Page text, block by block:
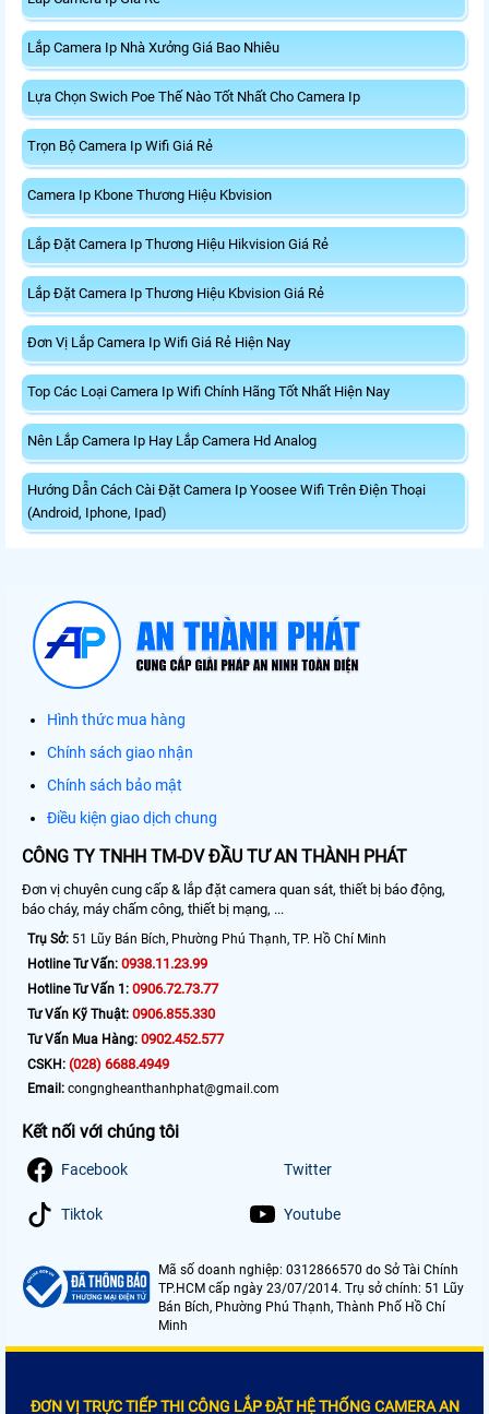
Lắp Camera Ip Nhà Xưởng Giá Bao Nhiêu
Lựa Chọn Swich Poe Thế Nào Tốt Nhất Cho Camera Ip
Trọn Bộ Camera Ip Wifi Giá Rẻ
Camera Ip Kbone Thương Hiệu Kbvision
Lắp Đặt Camera Ip Thương Hiệu Hikvision Giá Rẻ
Lắp Đặt Camera Ip Thương Hiệu Kbvision Giá Rẻ
Đơn Vị Lắp Camera Ip Wifi Giá Rẻ Hiện Nay
Top Các Loại Camera Ip Wifi Chính Hãng Tốt Nhất Hiện Nay
Nên Lắp Camera Ip Hay Lắp Camera Hd Analog
Hướng Dẫn Cách Cài Đặt Camera Ip Yoosee Wifi Trên Điện Thoại
(Android, Iphone, Ipad)
Hình thức mua hàng
Chính sách giao nhận
Chính sách bảo mật
Điều kiện giao dịch chung
CÔNG TY TNHH TM-DV ĐẦU TƯ AN THÀNH PHÁT
Đơn vị chuyên cung cấp & lắp đặt camera quan sát, thiết bị báo động,
báo cháy, máy chấm công, thiết bị mạng, ...
Trụ Sở: 51 Lũy Bán Bích, Phường Phú Thạnh, TP. Hồ Chí Minh
Hotline Tư Vấn: 0938.11.23.99
Hotline Tư Vấn 1: 0906.72.73.77
Tư Vấn Kỹ Thuật: 0906.855.330
Tư Vấn Mua Hàng: 0902.452.577
CSKH: (028) 6688.4949
Email: congngheanthanhphat@gmail.com
Kết nối với chúng tôi
Facebook Twitter
Tiktok Youtube
Mã số doanh nghiệp: 0312866570 do Sở Tài Chính
TP.HCM cấp ngày 23/07/2014. Trụ sở chính: 51 Lũy
Bán Bích, Phường Phú Thạnh, Thành Phố Hồ Chí
Minh
ĐƠN VỊ TRỰC TIẾP THI CÔNG LẮP ĐẶT HỆ THỐNG CAMERA AN